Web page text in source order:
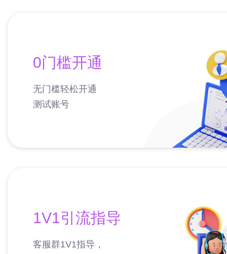
0门槛开通
无门槛轻松开通
测试账号
1V1引流指导
客服群1V1指导，